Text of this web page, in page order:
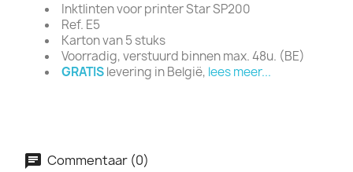
Inktlinten voor printer Star SP200
Ref. E5
Karton van 5 stuks
Voorradig, verstuurd binnen max. 48u. (BE)
GRATISlevering in België, lees meer...
Commentaar (0)